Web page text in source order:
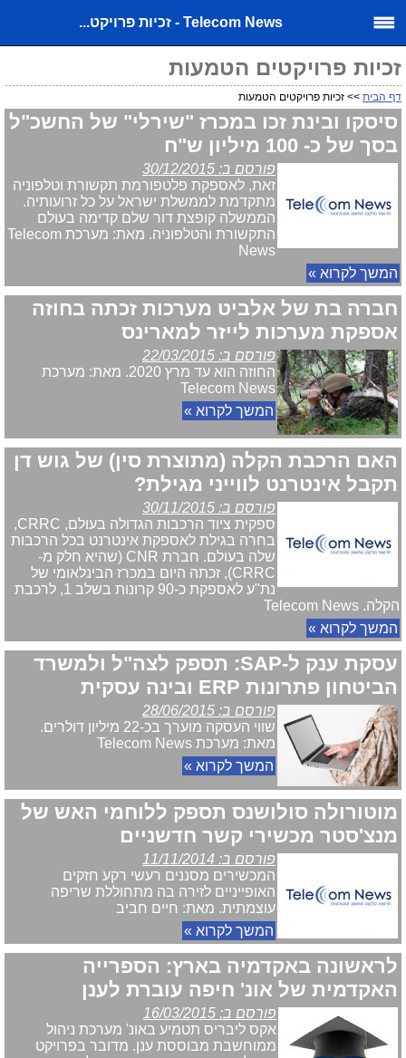
Telecom News - זכיות פרויקט...
זכיות פרויקטים הטמעות
דף הבית >> זכיות פרויקטים הטמעות
סיסקו ובינת זכו במכרז "שירלי" של החשכ"ל
בסך של כ- 100 מיליון ש"ח
פורסם ב: 30/12/2015
זאת, לאספקת פלטפורמת תקשורת וטלפוניה
מתקדמת לממשלת ישראל על כל זרועותיה.
הממשלה קופצת דור שלם קדימה בעולם
התקשורת והטלפוניה. מאת: מערכת Telecom
News
המשך לקרוא »
חברה בת של אלביט מערכות זכתה בחוזה
אספקת מערכות לייזר למארינס
פורסם ב: 22/03/2015
החוזה הוא עד מרץ 2020. מאת: מערכת
Telecom News
המשך לקרוא »
האם הרכבת הקלה (מתוצרת סין) של גוש דן
תקבל אינטרנט לווייני מגילת?
פורסם ב: 30/11/2015
ספקית ציוד הרכבות הגדולה בעולם, CRRC,
בחרה בגילת לאספקת אינטרנט בכל הרכבות
שלה בעולם. חברת CNR (שהיא חלק מ-
CRRC), זכתה היום במכרז הבינלאומי של
נת"ע לאספקת כ-90 קרונות בשלב 1, לרכבת
הקלה. Telecom News
המשך לקרוא »
עסקת ענק ל-SAP: תספק לצה"ל ולמשרד
הביטחון פתרונות ERP ובינה עסקית
פורסם ב: 28/06/2015
שווי העסקה מוערך בכ-22 מיליון דולרים.
מאת: מערכת Telecom News
המשך לקרוא »
מוטורולה סולושנס תספק ללוחמי האש של
מנצ'סטר מכשירי קשר חדשניים
פורסם ב: 11/11/2014
המכשירים מסננים רעשי רקע חזקים
האופייניים לזירה בה מתחוללת שריפה
עוצמתית. מאת: חיים חביב
המשך לקרוא »
לראשונה באקדמיה בארץ: הספרייה
האקדמית של אונ' חיפה עוברת לענן
פורסם ב: 16/03/2015
אקס ליבריס תטמיע באונ' מערכת ניהול
ממוחשבת מבוססת ענן. מדובר בפרויקט